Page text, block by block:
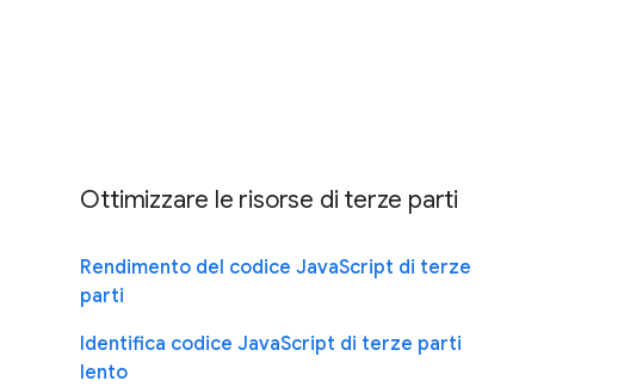
Ottimizzare le risorse di terze parti
Rendimento del codice JavaScript di terze
parti
Identifica codice JavaScript di terze parti
lento